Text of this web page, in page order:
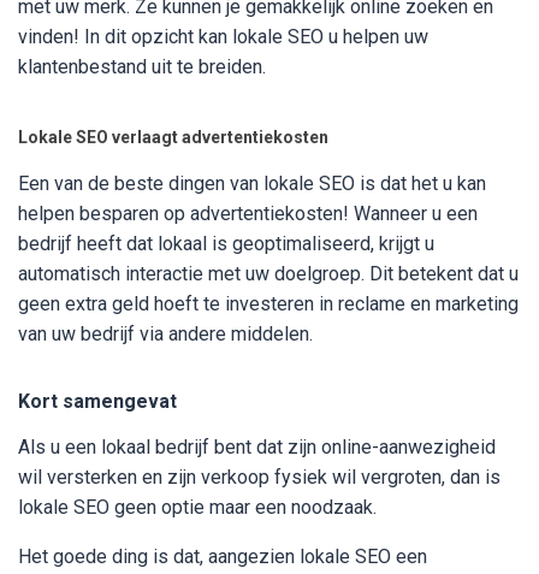
met uw merk. Ze kunnen je gemakkelijk online zoeken en
vinden! In dit opzicht kan lokale SEO u helpen uw
klantenbestand uit te breiden.
Lokale SEO verlaagt advertentiekosten
Een van de beste dingen van lokale SEO is dat het u kan
helpen besparen op advertentiekosten! Wanneer u een
bedrijf heeft dat lokaal is geoptimaliseerd, krijgt u
automatisch interactie met uw doelgroep. Dit betekent dat u
geen extra geld hoeft te investeren in reclame en marketing
van uw bedrijf via andere middelen.
Kort samengevat
Als u een lokaal bedrijf bent dat zijn online-aanwezigheid
wil versterken en zijn verkoop fysiek wil vergroten, dan is
lokale SEO geen optie maar een noodzaak.
Het goede ding is dat, aangezien lokale SEO een